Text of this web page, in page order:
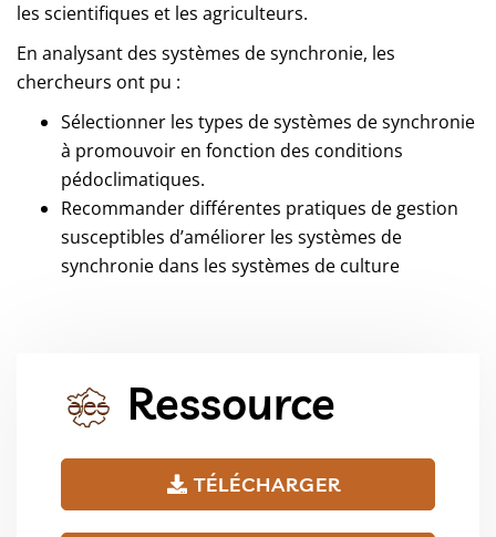
les scientifiques et les agriculteurs.
En analysant des systèmes de synchronie, les
chercheurs ont pu :
Sélectionner les types de systèmes de synchronie
à promouvoir en fonction des conditions
pédoclimatiques.
Recommander différentes pratiques de gestion
susceptibles d’améliorer les systèmes de
synchronie dans les systèmes de culture
Ressource
TÉLÉCHARGER